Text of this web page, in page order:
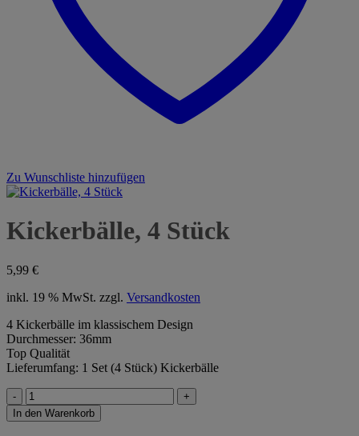
Zu Wunschliste hinzufügen
Kickerbälle, 4 Stück
5,99 €
inkl. 19 % MwSt. zzgl. Versandkosten
4 Kickerbälle im klassischem Design
Durchmesser: 36mm
Top Qualität
Lieferumfang: 1 Set (4 Stück) Kickerbälle
Kickerbälle,
4
Stück
In den Warenkorb